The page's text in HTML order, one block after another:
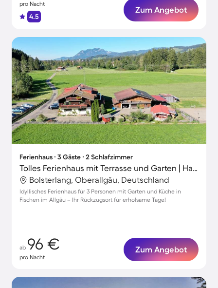
pro Nacht
4.5
Zum Angebot
Ferienhaus ∙ 3 Gäste ∙ 2 Schlafzimmer
Tolles Ferienhaus mit Terrasse und Garten | Haustiere sind willkommen
Bolsterlang, Oberallgäu, Deutschland
Idyllisches Ferienhaus für 3 Personen mit Garten und Küche in
Fischen im Allgäu – Ihr Rückzugsort für erholsame Tage!
ab 96 €
pro Nacht
Zum Angebot